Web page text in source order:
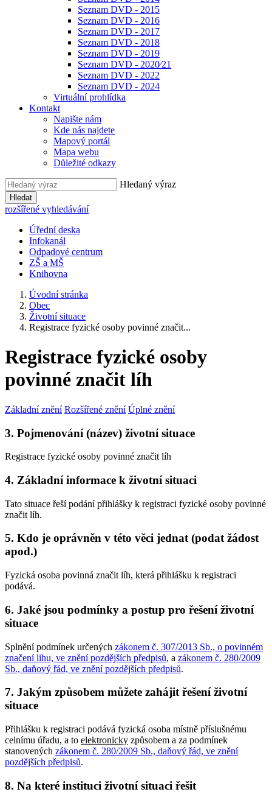
Seznam DVD - 2015
Seznam DVD - 2016
Seznam DVD - 2017
Seznam DVD - 2018
Seznam DVD - 2019
Seznam DVD - 2020⁄21
Seznam DVD - 2022
Seznam DVD - 2024
Virtuální prohlídka
Kontakt
Napište nám
Kde nás najdete
Mapový portál
Mapa webu
Důležité odkazy
Hledaný výraz
Hledat
rozšířené vyhledávání
Úřední deska
Infokanál
Odpadové centrum
ZŠ a MŠ
Knihovna
Úvodní stránka
Obec
Životní situace
Registrace fyzické osoby povinné značit...
Registrace fyzické osoby
povinné značit líh
Základní znění Rozšířené znění Úplné znění
3. Pojmenování (název) životní situace
Registrace fyzické osoby povinné značit líh
4. Základní informace k životní situaci
Tato situace řeší podání přihlášky k registraci fyzické osoby povinné
značit líh.
5. Kdo je oprávněn v této věci jednat (podat žádost
apod.)
Fyzická osoba povinná značit líh, která přihlášku k registraci
podává.
6. Jaké jsou podmínky a postup pro řešení životní
situace
Splnění podmínek určených zákonem č. 307/2013 Sb., o povinném
značení lihu, ve znění pozdějších předpisů, a zákonem č. 280/2009
Sb., daňový řád, ve znění pozdějších předpisů.
7. Jakým způsobem můžete zahájit řešení životní
situace
Přihlášku k registraci podává fyzická osoba místně příslušnému
celnímu úřadu, a to elektronicky způsobem a za podmínek
stanovených zákonem č. 280/2009 Sb., daňový řád, ve znění
pozdějších předpisů.
8. Na které instituci životní situaci řešit